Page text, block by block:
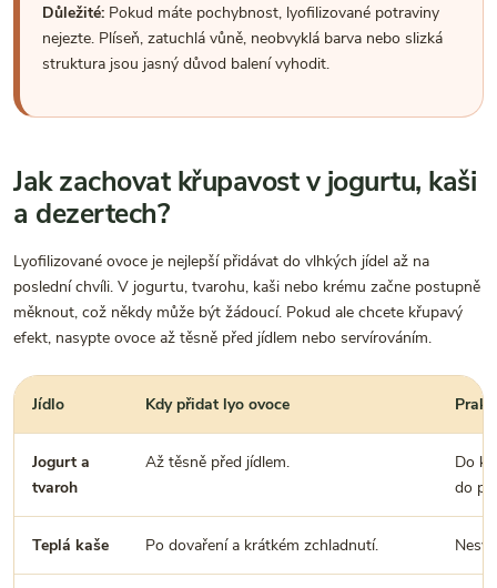
Důležité: Pokud máte pochybnost, lyofilizované potraviny
nejezte. Plíseň, zatuchlá vůně, neobvyklá barva nebo slizká
struktura jsou jasný důvod balení vyhodit.
Jak zachovat křupavost v jogurtu, kaši
a dezertech?
Lyofilizované ovoce je nejlepší přidávat do vlhkých jídel až na
poslední chvíli. V jogurtu, tvarohu, kaši nebo krému začne postupně
měknout, což někdy může být žádoucí. Pokud ale chcete křupavý
efekt, nasypte ovoce až těsně před jídlem nebo servírováním.
Jídlo Kdy přidat lyo ovoce
Jogurt a
tvaroh
Až těsně před jídlem.
Do
do
Teplá kaše Po dovaření a krátkém zchladnutí.